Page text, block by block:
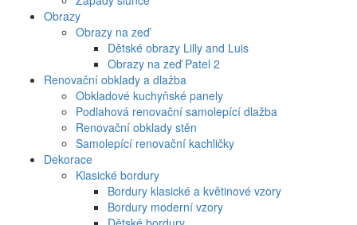
Obrazy
Obrazy na zeď
Dětské obrazy Lilly and Luis
Obrazy na zeď Patel 2
Renovační obklady a dlažba
Obkladové kuchyňské panely
Podlahová renovační samolepící dlažba
Renovační obklady stěn
Samolepící renovační kachličky
Dekorace
Klasické bordury
Bordury klasické a květinové vzory
Bordury moderní vzory